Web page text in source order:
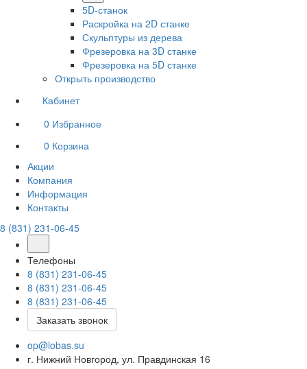
5D-станок
Раскройка на 2D станке
Скульптуры из дерева
Фрезеровка на 3D станке
Фрезеровка на 5D станке
Открыть производство
Кабинет
0 Избранное
0 Корзина
Акции
Компания
Информация
Контакты
8 (831) 231-06-45
Телефоны
8 (831) 231-06-45
8 (831) 231-06-45
8 (831) 231-06-45
Заказать звонок
op@lobas.su
г. Нижний Новгород, ул. Правдинская 16